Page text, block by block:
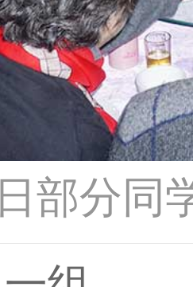
部分同